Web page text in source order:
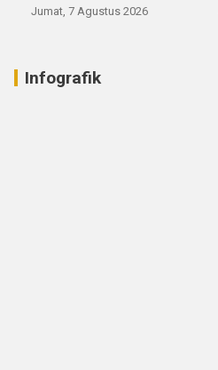
Jumat, 7 Agustus 2026
Infografik